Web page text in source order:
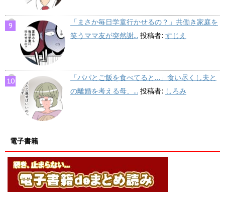
「まさか毎日学童行かせるの？」共働き家庭を
笑うママ友が突然謝... 投稿者: すじえ
「パパとご飯を食べてると…」食い尽くし夫と
の離婚を考える母、... 投稿者: しろみ
電子書籍